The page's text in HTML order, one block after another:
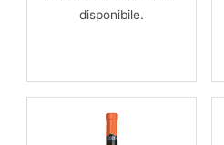
disponibile.